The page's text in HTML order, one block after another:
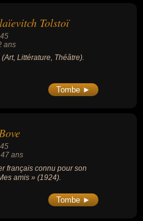
Tolstoï
ans
Littérature, Théâtre).
Tombe ►
ans
français connu pour son
amis » (1924).
Tombe ►